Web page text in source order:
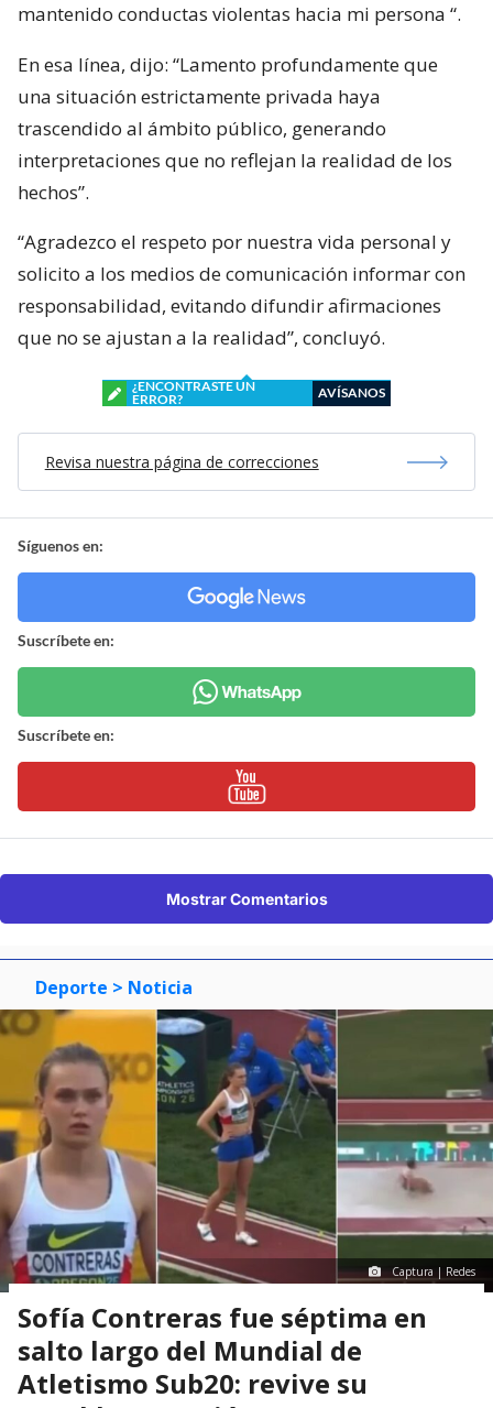
mantenido conductas violentas hacia mi persona “.
En esa línea, dijo: “Lamento profundamente que
una situación estrictamente privada haya
trascendido al ámbito público, generando
interpretaciones que no reflejan la realidad de los
hechos”.
“Agradezco el respeto por nuestra vida personal y
solicito a los medios de comunicación informar con
responsabilidad, evitando difundir afirmaciones
que no se ajustan a la realidad”, concluyó.
¿ENCONTRASTE UN
ERROR?
AVÍSANOS
Revisa nuestra página de correcciones
Síguenos en:
Suscríbete en:
Suscríbete en:
Mostrar Comentarios
Deporte > Noticia
Captura | Redes
Sofía Contreras fue séptima en
salto largo del Mundial de
Atletismo Sub20: revive su